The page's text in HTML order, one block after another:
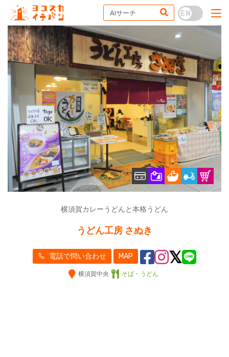
横須賀カレーうどんと本格うどん
うどん工房 さぬき
電話で問い合わせ MAP
横須賀中央 そば・うどん